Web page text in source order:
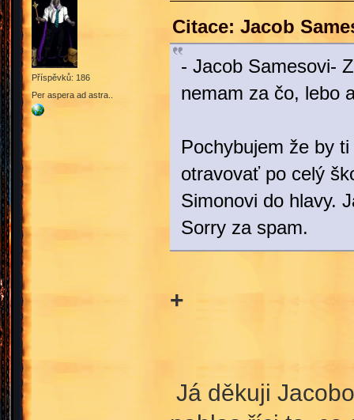
Příspěvků: 186
Per aspera ad astra..
Citace: Jacob
- Jacob Samesovi-
nemam za čo, lebo
Pochybujem že by
otravovať po celý
Simonovi do hlavy.
Sorry za spam.
+
Já děkuji